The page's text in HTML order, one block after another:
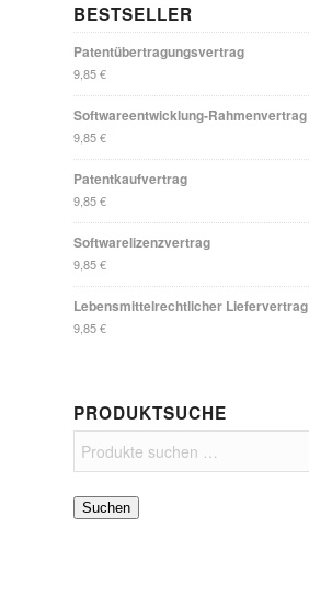
BESTSELLER
Patentübertragungsvertrag
9,85€
Softwareentwicklung-Rahmenvertrag
9,85€
Patentkaufvertrag
9,85€
Softwarelizenzvertrag
9,85€
Lebensmittelrechtlicher Liefervertrag
9,85€
PRODUKTSUCHE
Suchen